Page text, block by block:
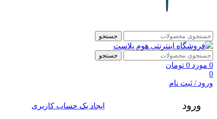
جستجو
جستجو
0 مورد 0 تومان
0
ورود / ثبت نام
ورود ایجاد یک حساب کاربری